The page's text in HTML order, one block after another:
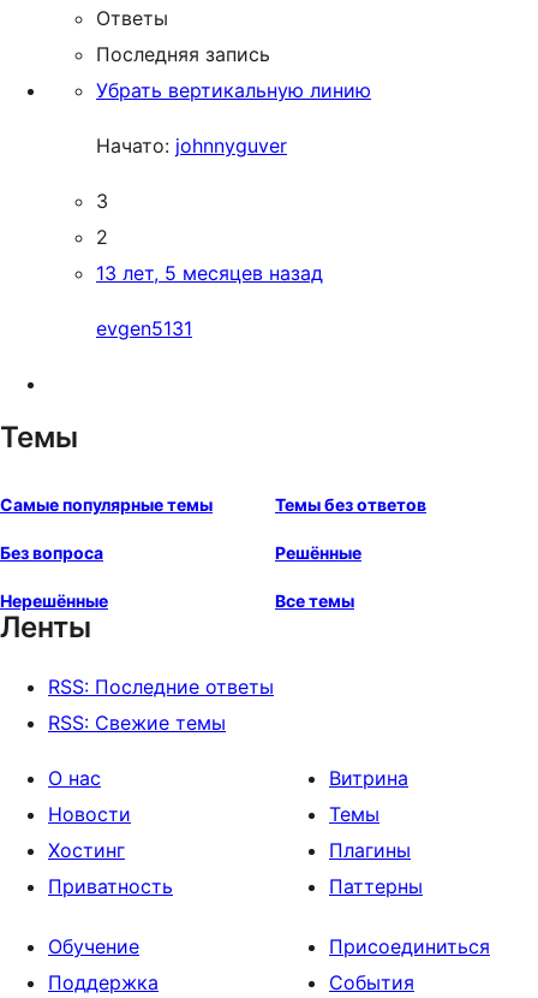
Ответы
Последняя запись
Убрать вертикальную линию
Начато: johnnyguver
3
2
13 лет, 5 месяцев назад
evgen5131
Темы
Самые популярные темы Темы без ответов
Без вопроса Решённые
Нерешённые Все темы
Ленты
RSS: Последние ответы
RSS: Свежие темы
О нас
Новости
Хостинг
Приватность
Витрина
Темы
Плагины
Паттерны
Обучение
Поддержка
Присоединиться
События